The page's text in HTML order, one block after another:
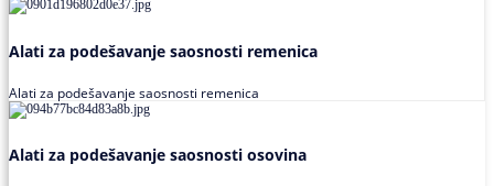
Alati za podešavanje saosnosti remenica
Alati za podešavanje saosnosti remenica
Alati za podešavanje saosnosti osovina